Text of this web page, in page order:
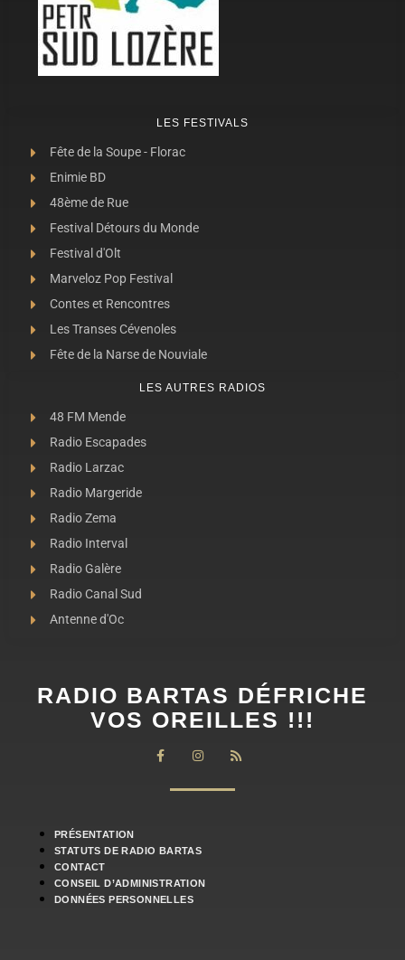
LES FESTIVALS
Fête de la Soupe - Florac
Enimie BD
48ème de Rue
Festival Détours du Monde
Festival d'Olt
Marveloz Pop Festival
Contes et Rencontres
Les Transes Cévenoles
Fête de la Narse de Nouviale
LES AUTRES RADIOS
48 FM Mende
Radio Escapades
Radio Larzac
Radio Margeride
Radio Zema
Radio Interval
Radio Galère
Radio Canal Sud
Antenne d'Oc
RADIO BARTAS DÉFRICHE
VOS OREILLES !!!
PRÉSENTATION
STATUTS DE RADIO BARTAS
CONTACT
CONSEIL D’ADMINISTRATION
DONNÉES PERSONNELLES